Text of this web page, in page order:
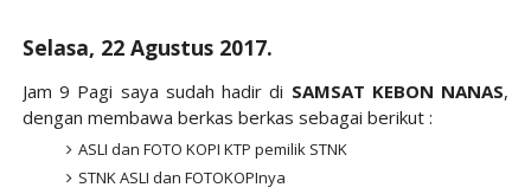
Selasa, 22 Agustus 2017.
Jam 9 Pagi saya sudah hadir di SAMSAT KEBON NANAS,
dengan membawa berkas berkas sebagai berikut :
ASLI dan FOTO KOPI KTP pemilik STNK
STNK ASLI dan FOTOKOPInya